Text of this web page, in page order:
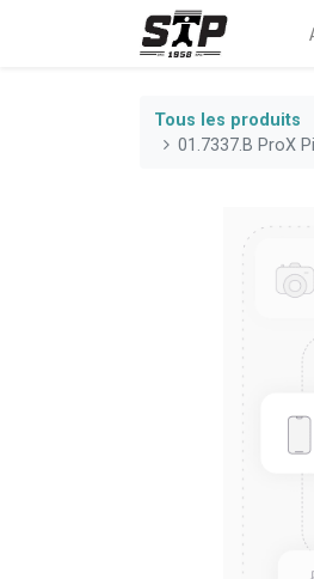
Tous les produits
01.7337.B ProX